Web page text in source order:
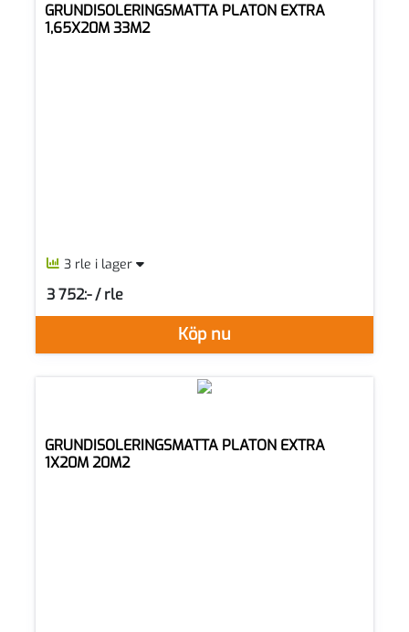
GRUNDISOLERINGSMATTA PLATON EXTRA
1,65X20M 33M2
3 rle i lager
Köp nu
3 752:- / rle
SEK per RLE
GRUNDISOLERINGSMATTA PLATON EXTRA
1X20M 20M2